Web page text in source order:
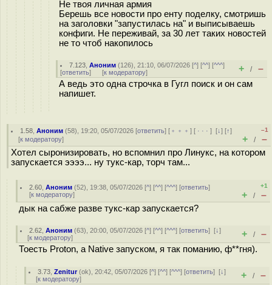
Не твоя личная армия
Берешь все новости про енту поделку, смотришь
на заголовки "запустилась на" и выписываешь
конфиги. Не переживай, за 30 лет таких новостей
не то чтоб накопилось
7.123 ,Аноним (126), 21:10, 06/07/2026 [^] [^^] [^^^]
[ответить] [к модератору] + / –
А ведь это одна строчка в Гугл поиск и он сам
напишет.
1.58 ,Аноним (58), 19:20, 05/07/2026 [ответить] [ ﹢﹢﹢] [ · · ·][↓] [↑]
[к модератору]
–1
+ / –
Хотел сыронизировать, но вспомнил про Линукс, на котором
запускается ээээ... ну тукс-кар, торч там...
2.60 ,Аноним (52), 19:38, 05/07/2026 [^] [^^] [^^^] [ответить]
[к модератору]
+1
+ / –
дык на сабже разве тукс-кар запускается?
2.62 ,Аноним (63), 20:00, 05/07/2026 [^] [^^] [^^^] [ответить][↓]
[к модератору] + / –
Тоесть Proton, а Native запуском, я так поманию, ф**гня).
3.73 ,Zenitur(ok), 20:42, 05/07/2026 [^] [^^] [^^^] [ответить][↓]
[к модератору] + / –